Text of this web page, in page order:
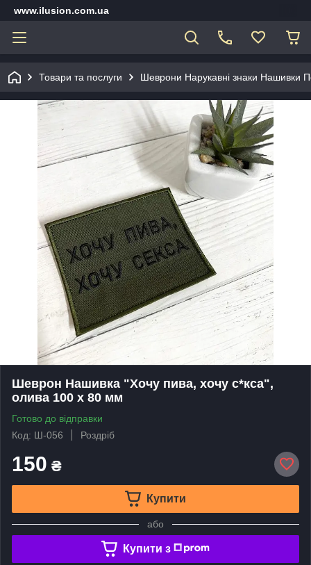
www.ilusion.com.ua
Товари та послуги Шеврони Нарукавні знаки Нашивки
Шеврон Нашивка "Хочу пива, хочу с*кса",
олива 100 х 80 мм
Готово до відправки
Код: Ш-056
Роздріб
150 ₴
Купити
або
Купити з